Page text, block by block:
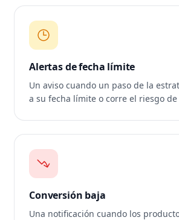
Alertas de fecha límite
Un aviso cuando un paso de la
a su fecha límite o corre el riesgo
Conversión baja
Una notificación cuando los